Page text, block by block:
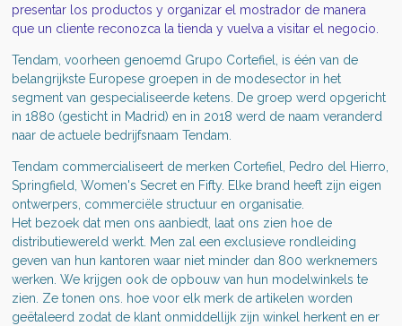
presentar los productos y organizar el mostrador de manera
que un cliente reconozca la tienda y vuelva a visitar el negocio.
Tendam, voorheen genoemd Grupo Cortefiel, is één van de
belangrijkste Europese groepen in de modesector in het
segment van gespecialiseerde ketens. De groep werd opgericht
in 1880 (gesticht in Madrid) en in 2018 werd de naam veranderd
naar de actuele bedrijfsnaam Tendam.
Tendam commercialiseert de merken Cortefiel, Pedro del Hierro,
Springfield, Women's Secret en Fifty. Elke brand heeft zijn eigen
ontwerpers, commerciële structuur en organisatie.
Het bezoek dat men ons aanbiedt, laat ons zien hoe de
distributiewereld werkt. Men zal een exclusieve rondleiding
geven van hun kantoren waar niet minder dan 800 werknemers
werken. We krijgen ook de opbouw van hun modelwinkels te
zien. Ze tonen ons. hoe voor elk merk de artikelen worden
geëtaleerd zodat de klant onmiddellijk zijn winkel herkent en er